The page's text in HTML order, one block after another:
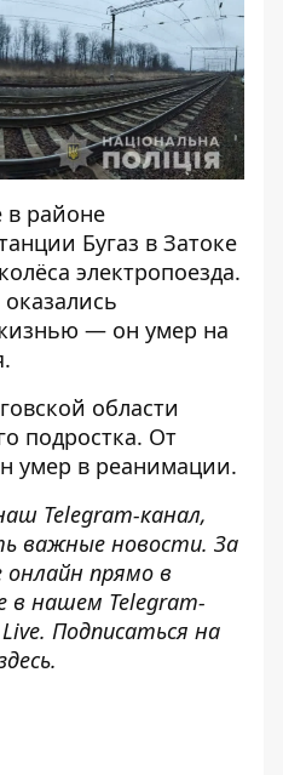
в районе
Бугаз в Затоке
электропоезда.
— он умер на
области
подростка. От
умер в реанимации.
Telegram-канал,
важные новости. За
прямо в
в нашем Telegram-
. Подписаться на
.